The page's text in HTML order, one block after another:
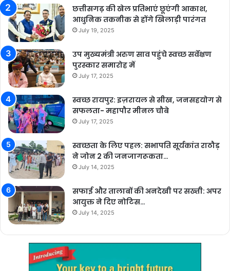
छत्तीसगढ़ की खेल प्रतिभाएं छूएंगी आकाश,
आधुनिक तकनीक से होंगे खिलाड़ी पारंगत
July 19, 2025
उप मुख्यमंत्री अरुण साव पहुंचे स्वच्छ सर्वेक्षण
पुरस्कार समारोह में
July 17, 2025
स्वच्छ रायपुर: इज़रायल से सीख, जनसहयोग से
सफलता- महापौर मीनल चौबे
July 17, 2025
स्वच्छता के लिए पहल: सभापति सूर्यकांत राठौड़
ने जोन 2 की जनजागरूकता…
July 14, 2025
सफाई और तालाबों की अनदेखी पर सख्ती: अपर
आयुक्त ने दिए नोटिस…
July 14, 2025